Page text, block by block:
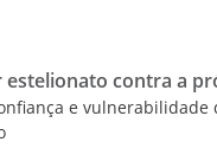
contra a
e